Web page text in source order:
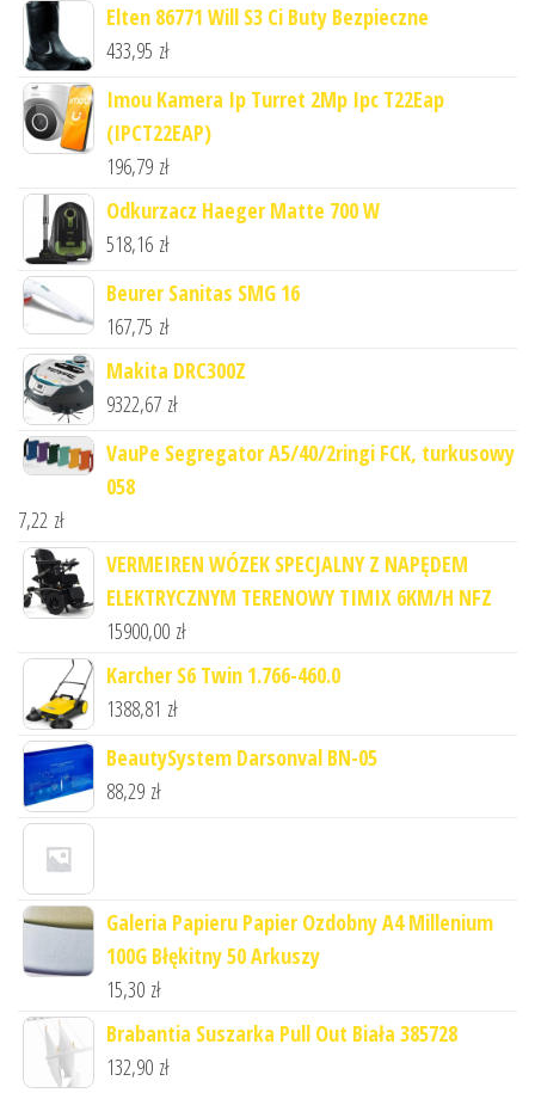
Elten 86771 Will S3 Ci Buty Bezpieczne
433,95 zł
Imou Kamera Ip Turret 2Mp Ipc T22Eap
(IPCT22EAP)
196,79 zł
Odkurzacz Haeger Matte 700 W
518,16 zł
Beurer Sanitas SMG 16
167,75 zł
Makita DRC300Z
9322,67 zł
VauPe Segregator A5/40/2ringi FCK, turkusowy
058
7,22 zł
VERMEIREN WÓZEK SPECJALNY Z NAPĘDEM
ELEKTRYCZNYM TERENOWY TIMIX 6KM/H NFZ
15900,00 zł
Karcher S6 Twin 1.766-460.0
1388,81 zł
BeautySystem Darsonval BN-05
88,29 zł
Galeria Papieru Papier Ozdobny A4 Millenium
100G Błękitny 50 Arkuszy
15,30 zł
Brabantia Suszarka Pull Out Biała 385728
132,90 zł